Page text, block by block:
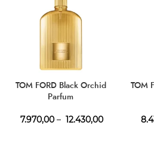
TOM FORD Black Orchid
Parfum
7.970,00 – 12.430,00
TOM